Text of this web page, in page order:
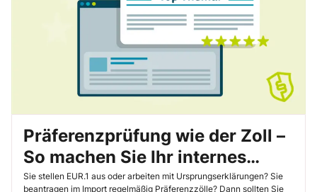
Präferenzprüfung wie der Zoll –
So machen Sie Ihr internes
Audit verifizierungssicher
Sie stellen EUR.1 aus oder arbeiten mit Ursprungserklärungen? Sie
beantragen im Import regelmäßig Präferenzzölle? Dann sollten Sie